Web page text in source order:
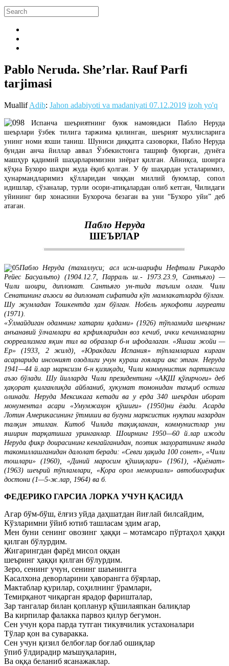
Pablo Neruda. She’rlar. Rauf Parfi
tarjimasi
MuallifAdib: Jahon adabiyoti va madaniyati 07.12.2019 izoh yo'q
Испанча шеъриятнинг буюк намояндаси Пабло Неруда
шеърлари ўзбек тилига таржима қилинган, шеърият мухлисларига
унинг номи яхши таниш. Шуниси диққатга сазоворки, Пабло Неруда
бундан анча йиллар аввал Ўзбекистонга ташриф буюрган, дунёга
машҳур қадимий шаҳарларимизни зиёрат қилган. Айниқса, шоирга
кўҳна Бухоро шаҳри жуда ёқиб қолган. У бу шаҳардан усталаримиз,
ҳунармандларимиз қўлларидан чиққан миллий буюмлар, сопол
идишлар, сўзаналар, турли осори-атиқалардан олиб кетган, Чилидаги
уйининг бир хонасини Бухороча безаган ва уни “Бухоро уйи” деб
атаган.
Пабло Неруда
ШЕЪРЛАР
Пабло Неруда (тахаллуси; асл исм-шарифи Нефтали Рикардо
Рейес Басуальто) (1904.12.7, Парраль ш.- 1973.23.9, Сантьяго) —
Чили шоири, дипломат. Сантьяго ун-тида таълим олган. Чили
Сенатининг аъзоси ва дипломат сифатида кўп мамлакатларда бўлган.
Шу жумладан Тошкентда ҳам бўлган. Нобель мукофоти лауреати
(1971).
«Ўлмайдиган одамнинг хатарли қадами» (1926) тўпламида шеърнинг
анъанавий ўлчамлари ва крфияларидан воз кечиб, ички кечинмаларни
сюрреализмга яқин тил ва образлар б-н ифодалаган. «Яшаш жойи —
Ер» (1933, 2 жилд), «Юракдаги Испания» тўпламларига кирган
асарларида инсоният озодлиги учун кураш гоялари акс этган. Неруда
1941—44 й.лар марксизм б-н қизиқади, Чили коммунистик партиясига
аъзо бўлади. Шу йилларда Чили президентини «АҚШ қўғирчоғи» деб
ҳақорат қилганлиқда айбланиб, ҳукумат томонидан таъқиб остига
олинади. Неруда Мексикага кетади ва у ерда 340 шеърдан иборат
монументал асари «Умумжаҳон қўшиғи» (1950)ни ёзади. Асарда
Лотин Америкасининг ўтмиши ва бугуни марксистик нуқтаи назардан
талқин этилган. Китоб Чилида тақиқланган, коммунистлар уни
яширин тарқатишга уринганлар. Шоирнинг 1950—60 й.лар ижоди
Неруда фикр доирасининг кенгайганидан, поэтик маҳоратининг янада
такомиллашганидан далолат беради: «Севги ҳақида 100 сонет», «Чили
тошлари» (1960), «Диний маросим қўшиқлари» (1961), «Қиёмат»
(1963) шеърий тўпламлари, «Қора орол мемориали» автобиографик
достони (1—5-ж.лар, 1964) ва б.
ФЕДЕРИКО ГАРСИА ЛОРКА УЧУН ҚАСИДА
Агар бўм-бўш, ёлғиз уйда даҳшатдан йиғлай билсайдим,
Кўзларимни ўйиб ютиб ташласам эдим агар,
Мен буни сенинг овозинг ҳаққи – мотамсаро пўртаҳол ҳаққи
қилган бўлурдим.
Жигарингдан фарёд мисол оққан
шеъринг ҳаққи қилган бўлурдим.
Зеро, сенинг учун, сенинг шаънингга
Касалхона деворларини ҳаворангга бўярлар,
Мактаблар қурилар, соҳилнинг ўрамлари,
Темирқанот чиқарган ярадор фаришталар,
Зар тангалар билан қопланур қўшилаяпкан балиқлар
Ва кирпилар фалакка парвоз қилур бегумон.
Сен учун қора парда тутган тикувчилик устахоналари
Тўлар қон ва суваракка.
Сен учун қизил белбоғлар боғлаб ошиқлар
ўпиб ўлдирадир маъшуқаларин,
Ва оққа беланиб ясанажаклар.